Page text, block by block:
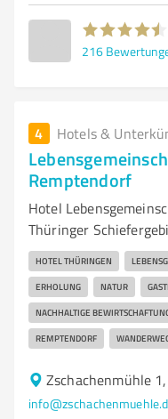
216
4 Hotels &
Remptendorf
Hotel
Thüringer
HOTEL THÜRINGEN
ERHOLUNG NATUR
NACHHALTIGE
REMPTENDORF
Zschachenmühle